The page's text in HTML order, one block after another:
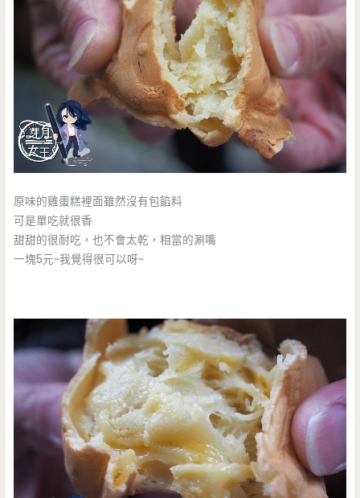
原味的雞蛋糕裡面雖然沒有包餡料
可是單吃就很香
甜甜的很耐吃，也不會太乾，相當的涮嘴
一塊5元~我覺得很可以呀~